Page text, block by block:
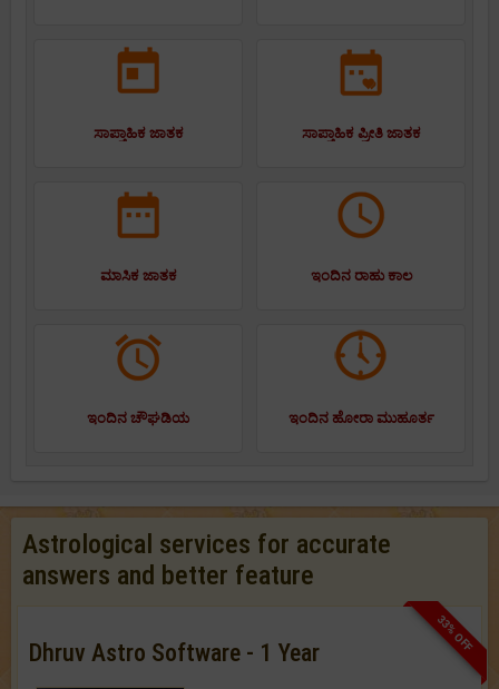
ಸಾಪ್ತಾಹಿಕ ಜಾತಕ ಸಾಪ್ತಾಹಿಕ ಪ್ರೀತಿ ಜಾತಕ
ಮಾಸಿಕ ಜಾತಕ ಇಂದಿನ ರಾಹು ಕಾಲ
ಇಂದಿನ ಚೌಘಡಿಯ ಇಂದಿನ ಹೋರಾ ಮುಹೂರ್ತ
Astrological services for accurate
answers and better feature
33% OFF
Dhruv Astro Software - 1 Year